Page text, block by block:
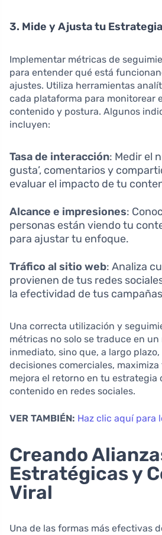
3. Mide y Ajusta tu Estrategia
Implementar métricas de
para entender qué está
ajustes. Utiliza herramientas
cada plataforma para monitorear
contenido y postura. Algunos
incluyen:
Tasa de interacción: Medir el
gusta’, comentarios y
evaluar el impacto de tu
Alcance e impresiones:
personas están viendo tu
para ajustar tu enfoque.
Tráfico al sitio web: Analiza
provienen de tus redes
la efectividad de tus
Una correcta utilización y
métricas no solo se traduce en
inmediato, sino que, a largo
decisiones comerciales,
mejora el retorno en tu estrategia
contenido en redes sociales.
VER TAMBIÉN: Haz clic aquí para
Creando
Estratégicas y
Viral
Una de las formas más efectivas